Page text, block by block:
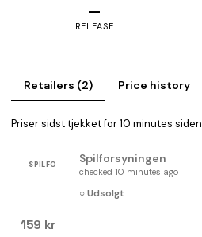
—
RELEASE
Retailers (2) Price history
Priser sidst tjekket for 10 minutes siden
SPILFO Spilforsyningen
checked 10 minutes ago
○ Udsolgt
159 kr